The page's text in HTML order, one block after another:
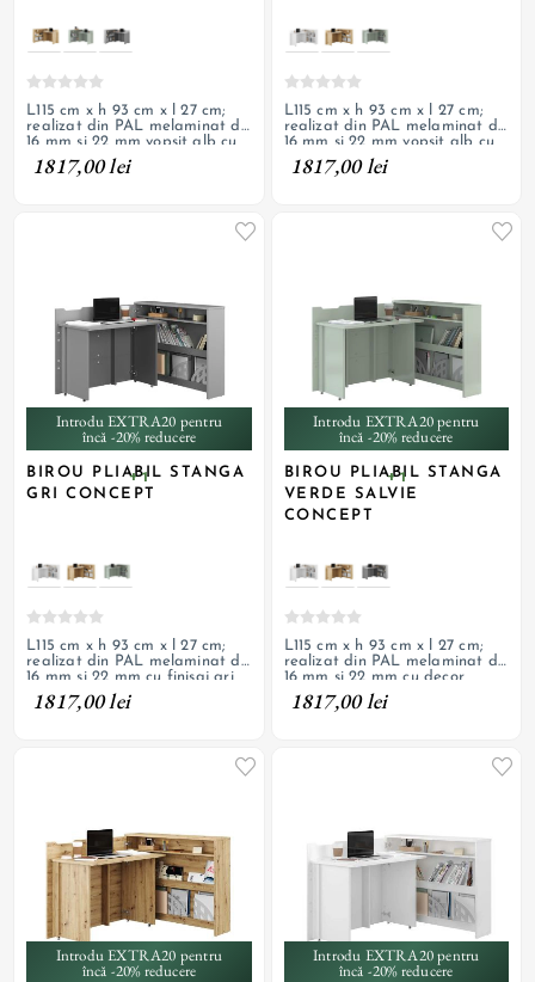
L115 cm x h 93 cm x l 27 cm;
realizat din PAL melaminat de
16 mm si 22 mm vopsit alb cu
finisaj de lac mat; 3 rafturi,
parte pliabila cu deschidere
1817,00 lei
L115 cm x h 93 cm x l 27 cm;
realizat din PAL melaminat de
16 mm si 22 mm vopsit alb cu
finisaj de lac cu luciu inalt; 3
rafturi, parte pliabila cu
1817,00 lei
Introdu EXTRA20 pentru
încă -20% reducere
BIROU PLIABIL STANGA
GRI CONCEPT
+ 1
L115 cm x h 93 cm x l 27 cm;
realizat din PAL melaminat de
16 mm si 22 mm cu finisaj gri
lacuit; 3 rafturi, parte pliabila
cu deschidere pe stanga
1817,00 lei
Introdu EXTRA20 pentru
încă -20% reducere
BIROU PLIABIL STANGA
VERDE SALVIE
CONCEPT
+ 1
L115 cm x h 93 cm x l 27 cm;
realizat din PAL melaminat de
16 mm si 22 mm cu decor
stejar artisan; 3 rafturi, parte
pliabila cu deschidere pe
1817,00 lei
Introdu EXTRA20 pentru
încă -20% reducere
Introdu EXTRA20 pentru
încă -20% reducere